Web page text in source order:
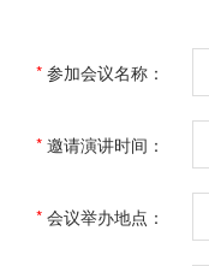
* 参加会议名称：
* 邀请演讲时间：
* 会议举办地点：